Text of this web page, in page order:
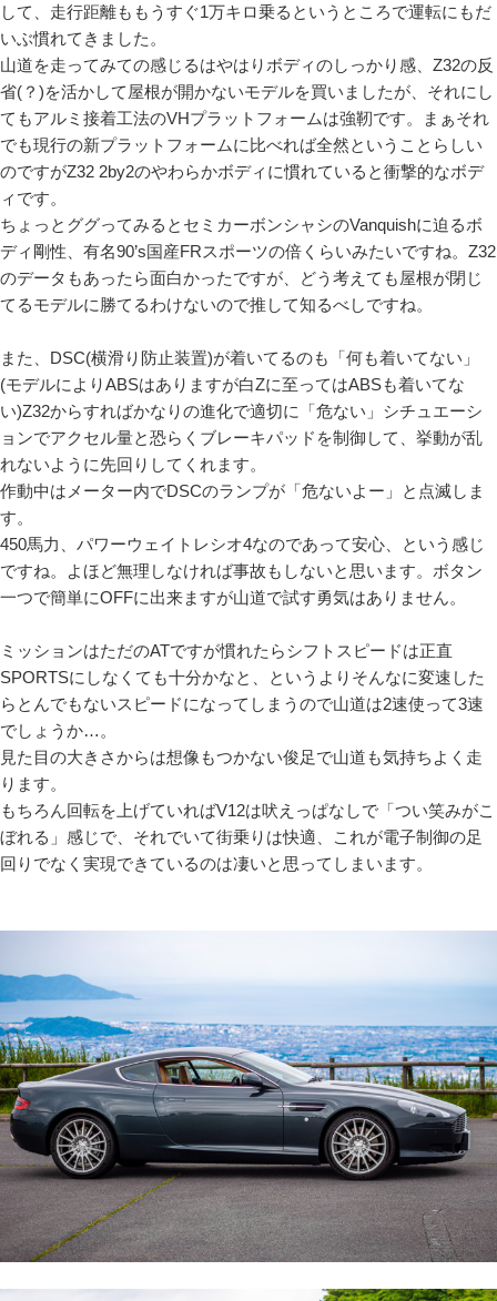
して、走行距離ももうすぐ1万キロ乗るというところで運転にもだ
いぶ慣れてきました。
山道を走ってみての感じるはやはりボディのしっかり感、Z32の反
省(？)を活かして屋根が開かないモデルを買いましたが、それにし
てもアルミ接着工法のVHプラットフォームは強靭です。まぁそれ
でも現行の新プラットフォームに比べれば全然ということらしい
のですがZ32 2by2のやわらかボディに慣れていると衝撃的なボデ
ィです。
ちょっとググってみるとセミカーボンシャシのVanquishに迫るボ
ディ剛性、有名90’s国産FRスポーツの倍くらいみたいですね。Z32
のデータもあったら面白かったですが、どう考えても屋根が閉じ
てるモデルに勝てるわけないので推して知るべしですね。
また、DSC(横滑り防止装置)が着いてるのも「何も着いてない」
(モデルによりABSはありますが白Zに至ってはABSも着いてな
い)Z32からすればかなりの進化で適切に「危ない」シチュエーシ
ョンでアクセル量と恐らくブレーキパッドを制御して、挙動が乱
れないように先回りしてくれます。
作動中はメーター内でDSCのランプが「危ないよー」と点滅しま
す。
450馬力、パワーウェイトレシオ4なのであって安心、という感じ
ですね。よほど無理しなければ事故もしないと思います。ボタン
一つで簡単にOFFに出来ますが山道で試す勇気はありません。
ミッションはただのATですが慣れたらシフトスピードは正直
SPORTSにしなくても十分かなと、というよりそんなに変速した
らとんでもないスピードになってしまうので山道は2速使って3速
でしょうか…。
見た目の大きさからは想像もつかない俊足で山道も気持ちよく走
ります。
もちろん回転を上げていればV12は吠えっぱなしで「つい笑みがこ
ぼれる」感じで、それでいて街乗りは快適、これが電子制御の足
回りでなく実現できているのは凄いと思ってしまいます。